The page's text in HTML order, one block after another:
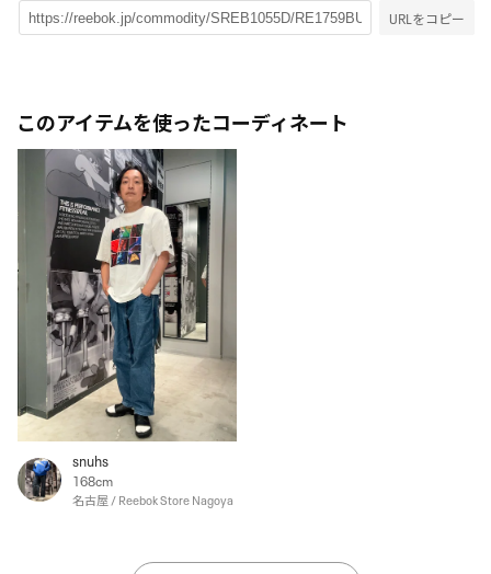
URLをコピー
このアイテムを使ったコーディネート
snuhs
168cm
名古屋 / Reebok Store Nagoya